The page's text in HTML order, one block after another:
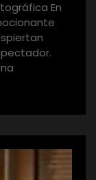
En